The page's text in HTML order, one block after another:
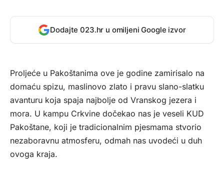
Dodajte 023.hr u omiljeni Google izvor
Proljeće u Pakoštanima ove je godine zamirisalo na
domaću spizu, maslinovo zlato i pravu slano-slatku
avanturu koja spaja najbolje od Vranskog jezera i
mora. U kampu Crkvine dočekao nas je veseli KUD
Pakoštane, koji je tradicionalnim pjesmama stvorio
nezaboravnu atmosferu, odmah nas uvodeći u duh
ovoga kraja.